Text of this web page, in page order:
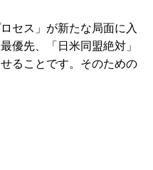
セス」が新たな局面に入
優先、「日米同盟絶対」
ることです。そのための